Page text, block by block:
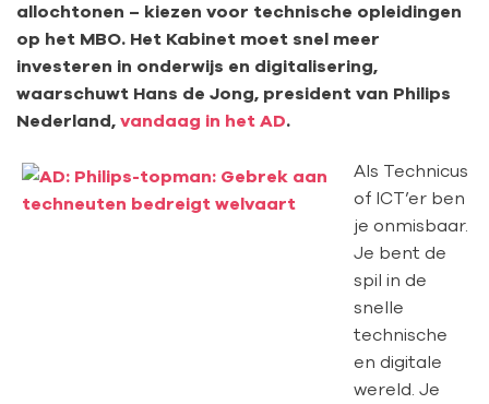
allochtonen – kiezen voor technische opleidingen
op het MBO. Het Kabinet moet snel meer
investeren in onderwijs en digitalisering,
waarschuwt Hans de Jong, president van Philips
Nederland, vandaag in het AD.
Als Technicus
of ICT’er ben
je onmisbaar.
Je bent de
spil in de
snelle
technische
en digitale
wereld. Je